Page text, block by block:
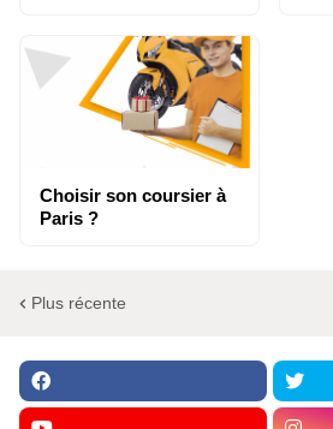
Choisir son coursier à
Paris ?
Plus récente